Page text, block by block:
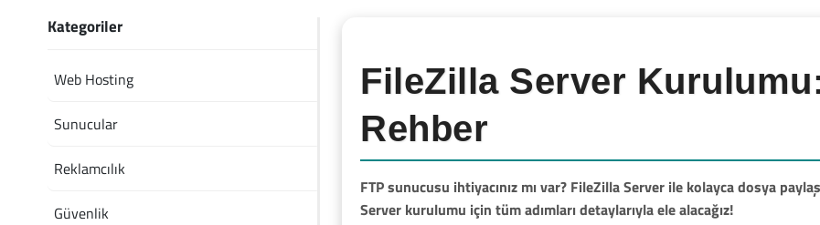
FileZilla Server Kurulumu:
Rehber
FTP sunucusu ihtiyacınız mı var? FileZilla Server ile kolayca dosya
Server kurulumu için tüm adımları detaylarıyla ele alacağız!
Kategoriler
Web Hosting
Sunucular
Reklamcılık
Güvenlik